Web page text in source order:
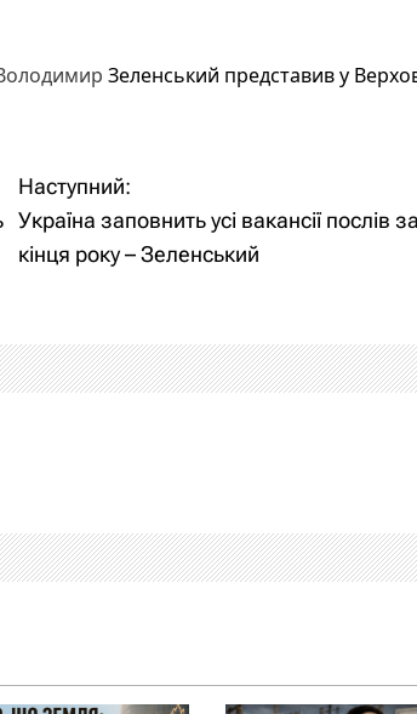
Зеленський представив у
Наступний:
Україна заповнить усі вакансії послів
кінця року – Зеленський